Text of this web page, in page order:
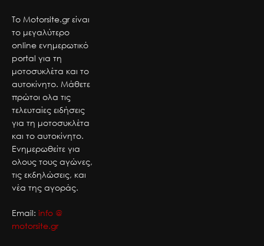
Το Motorsite.gr είναι
το μεγαλύτερο
online ενημερωτικό
portal για τη
μοτοσυκλέτα και το
αυτοκίνητο. Μάθετε
πρώτοι ολα τις
τελευταίες ειδήσεις
για τη μοτοσυκλέτα
και το αυτοκίνητο.
Ενημερωθείτε για
ολους τους αγώνες,
τις εκδηλώσεις, και
νέα της αγοράς.
Email: info @
motorsite.gr